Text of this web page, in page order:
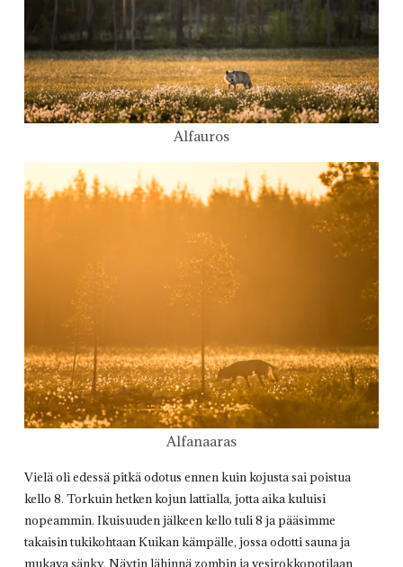
Alfauros
Alfanaaras
Vielä oli edessä pitkä odotus ennen kuin kojusta sai poistua
kello 8. Torkuin hetken kojun lattialla, jotta aika kuluisi
nopeammin. Ikuisuuden jälkeen kello tuli 8 ja pääsimme
takaisin tukikohtaan Kuikan kämpälle, jossa odotti sauna ja
mukava sänky. Näytin lähinnä zombin ja vesirokkopotilaan